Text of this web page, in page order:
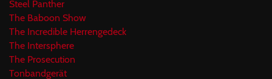
Steel Panther
The Baboon Show
The Incredible Herrengedeck
The Intersphere
The Prosecution
Tonbandgerät